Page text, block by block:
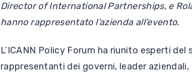
Director of International Partnerships, e
hanno rappresentato l’azienda all’evento.
L’ICANN Policy Forum ha riunito esperti
rappresentanti dei governi, leader